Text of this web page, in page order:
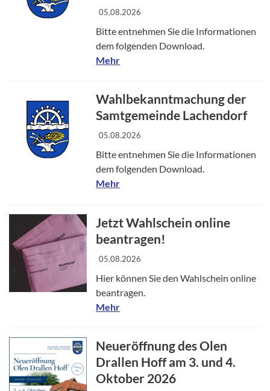
05.08.2026
Bitte entnehmen Sie die Informationen
dem folgenden Download.
Mehr
Wahlbekanntmachung der
Samtgemeinde Lachendorf
05.08.2026
Bitte entnehmen Sie die Informationen
dem folgenden Download.
Mehr
Jetzt Wahlschein online
beantragen!
05.08.2026
Hier können Sie den Wahlschein online
beantragen.
Mehr
Neueröffnung des Olen
Drallen Hoff am 3. und 4.
Oktober 2026